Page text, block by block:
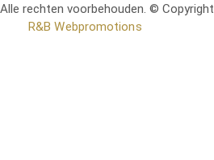
Alle rechten voorbehouden. © Copyright
R&B Webpromotions